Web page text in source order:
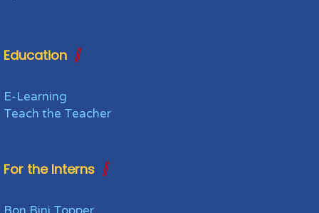
Education
E-Learning
Teach the Teacher
For the Interns